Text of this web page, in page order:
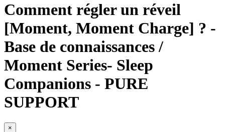
Comment régler un réveil
[Moment, Moment Charge] ? -
Base de connaissances /
Moment Series- Sleep
Companions - PURE
SUPPORT
×